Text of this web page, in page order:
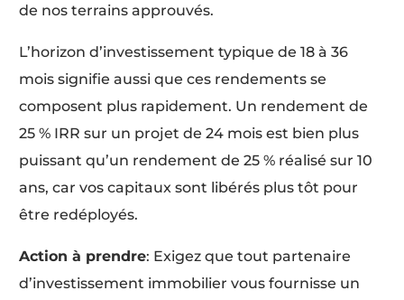
de nos terrains approuvés.
L’horizon d’investissement typique de 18 à 36
mois signifie aussi que ces rendements se
composent plus rapidement. Un rendement de
25 % IRR sur un projet de 24 mois est bien plus
puissant qu’un rendement de 25 % réalisé sur 10
ans, car vos capitaux sont libérés plus tôt pour
être redéployés.
Action à prendre: Exigez que tout partenaire
d’investissement immobilier vous fournisse un